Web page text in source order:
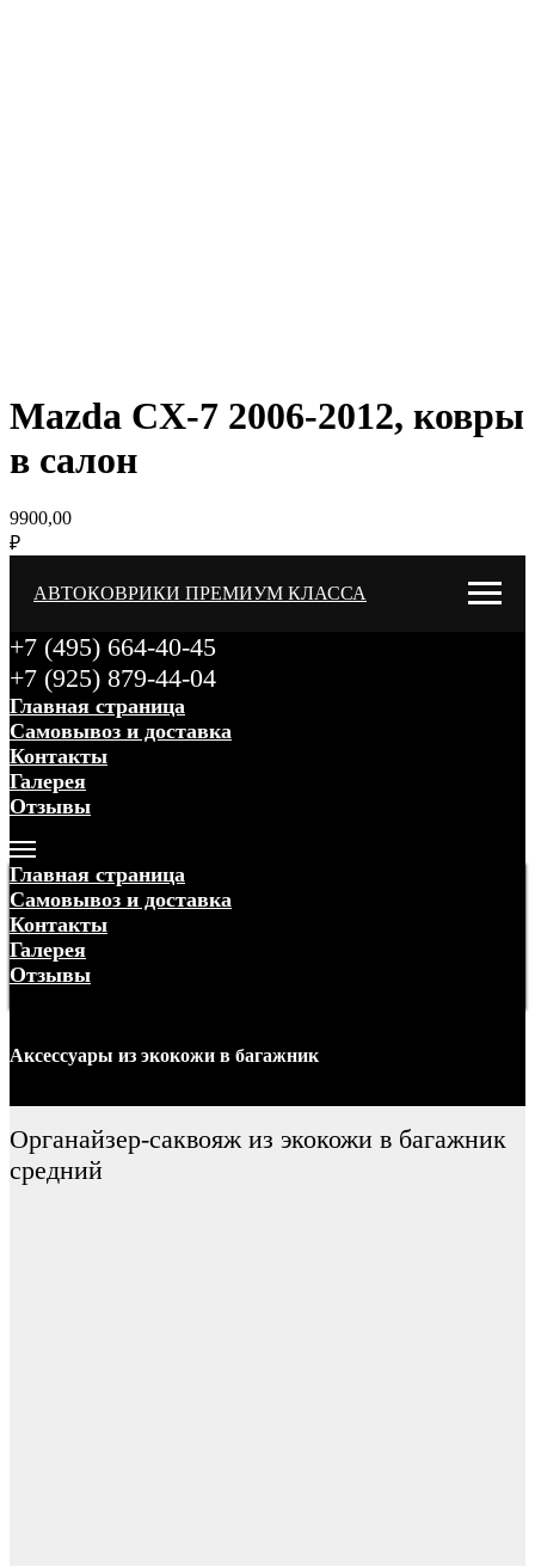
Mazda CX-7 2006-2012, ковры
в салон
9900,00
₽
АВТОКОВРИКИ ПРЕМИУМ КЛАССА
+7 (495) 664-40-45
+7 (925) 879-44-04
Главная страница
Самовывоз и доставка
Контакты
Галерея
Отзывы
Главная страница
Самовывоз и доставка
Контакты
Галерея
Отзывы
Аксессуары из экокожи в багажник
Органайзер-саквояж из экокожи в багажник
средний